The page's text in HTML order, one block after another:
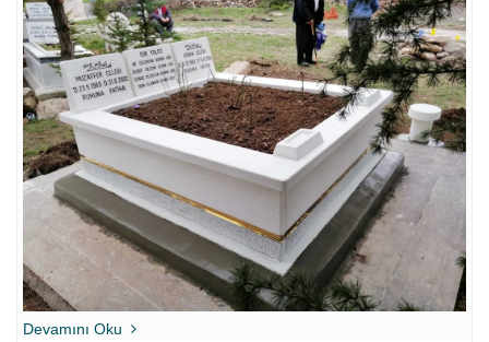
Devamını Oku